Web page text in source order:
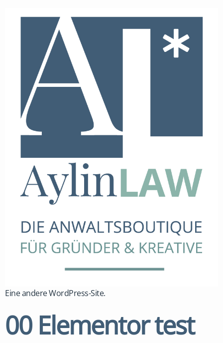
Eine andere WordPress-Site.
00 Elementor test